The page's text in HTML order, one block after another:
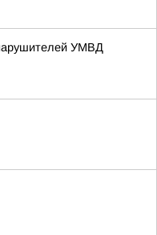
УМВД